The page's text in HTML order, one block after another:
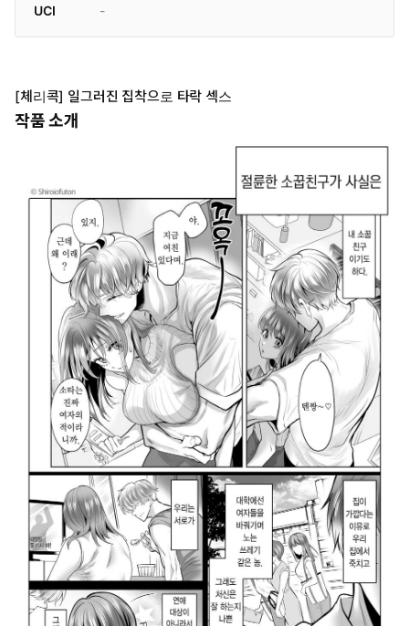
UCI
-
[체리콕] 일그러진 집착으로 타락 섹스
작품 소개